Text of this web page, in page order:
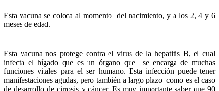
Esta vacuna se coloca al momento del nacimiento, y a los 2, 4 y 6
meses de edad.
Esta vacuna nos protege contra el virus de la hepatitis B, el cual
infecta el hígado que es un órgano que se encarga de muchas
funciones vitales para el ser humano. Esta infección puede tener
manifestaciones agudas, pero también a largo plazo como es el caso
de desarrollo de cirrosis y cáncer. Es muy importante saber que 90